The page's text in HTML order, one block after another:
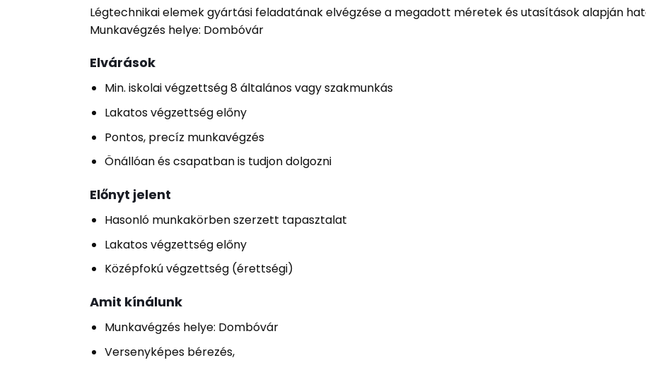
Légtechnikai elemek gyártási feladatának elvégzése a megadott méretek és utasítások alapján
Munkavégzés helye: Dombóvár
Elvárások
Min. iskolai végzettség 8 általános vagy szakmunkás
Lakatos végzettség előny
Pontos, precíz munkavégzés
Önállóan és csapatban is tudjon dolgozni
Előnyt jelent
Hasonló munkakörben szerzett tapasztalat
Lakatos végzettség előny
Középfokú végzettség (érettségi)
Amit kínálunk
Munkavégzés helye: Dombóvár
Versenyképes bérezés,